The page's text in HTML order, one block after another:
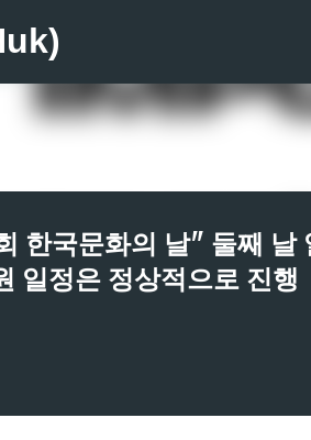
한국문화의 날" 둘째 날
일정은 정상적으로 진행